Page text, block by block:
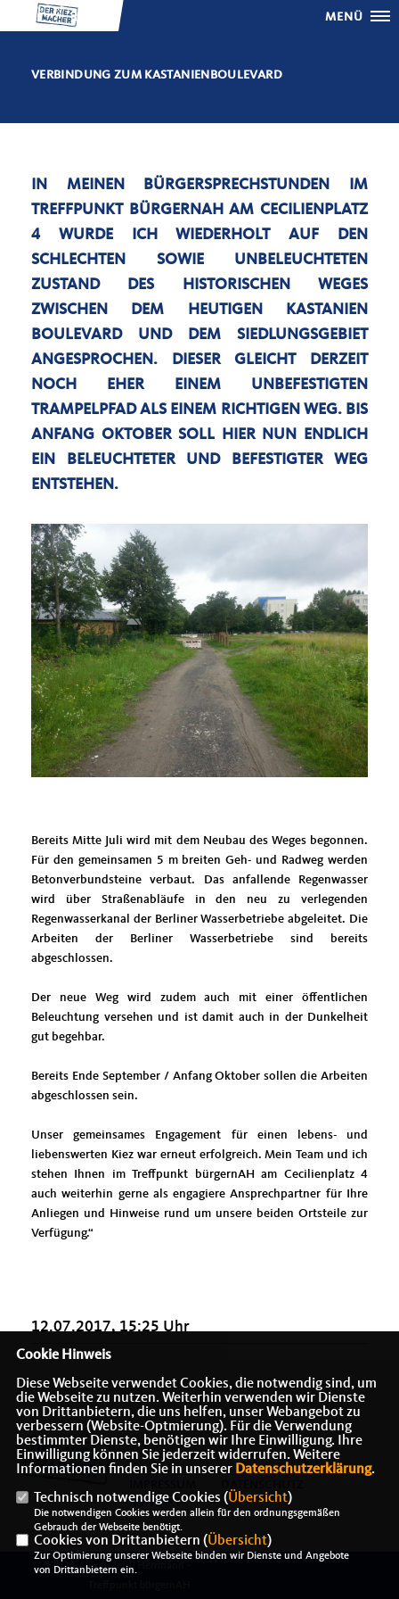
MENÜ
VERBINDUNG ZUM KASTANIENBOULEVARD
IN MEINEN BÜRGERSPRECHSTUNDEN IM
TREFFPUNKT BÜRGERNAH AM CECILIENPLATZ
4 WURDE ICH WIEDERHOLT AUF DEN
SCHLECHTEN SOWIE UNBELEUCHTETEN
ZUSTAND DES HISTORISCHEN WEGES
ZWISCHEN DEM HEUTIGEN KASTANIEN
BOULEVARD UND DEM SIEDLUNGSGEBIET
ANGESPROCHEN. DIESER GLEICHT DERZEIT
NOCH EHER EINEM UNBEFESTIGTEN
TRAMPELPFAD ALS EINEM RICHTIGEN WEG. BIS
ANFANG OKTOBER SOLL HIER NUN ENDLICH
EIN BELEUCHTETER UND BEFESTIGTER WEG
ENTSTEHEN.
Bereits Mitte Juli wird mit dem Neubau des Weges begonnen.
Für den gemeinsamen 5 m breiten Geh- und Radweg werden
Betonverbundsteine verbaut. Das anfallende Regenwasser
wird über Straßenabläufe in den neu zu verlegenden
Regenwasserkanal der Berliner Wasserbetriebe abgeleitet. Die
Arbeiten der Berliner Wasserbetriebe sind bereits
abgeschlossen.
Der neue Weg wird zudem auch mit einer öffentlichen
Beleuchtung versehen und ist damit auch in der Dunkelheit
gut begehbar.
Bereits Ende September / Anfang Oktober sollen die Arbeiten
abgeschlossen sein.
Unser gemeinsames Engagement für einen lebens- und
liebenswerten Kiez war erneut erfolgreich. Mein Team und ich
stehen Ihnen im Treffpunkt bürgernAH am Cecilienplatz 4
auch weiterhin gerne als engagiere Ansprechpartner für Ihre
Anliegen und Hinweise rund um unsere beiden Ortsteile zur
Verfügung.“
12.07.2017, 15:25 Uhr
KONTAKT
@2026 Alexander J. Herrmann -
Cookie Hinweis
Diese Webseite verwendet Cookies, die notwendig sind, um
die Webseite zu nutzen. Weiterhin verwenden wir Dienste
von Drittanbietern, die uns helfen, unser Webangebot zu
verbessern (Website-Optmierung). Für die Verwendung
bestimmter Dienste, benötigen wir Ihre Einwilligung. Ihre
Einwilligung können Sie jederzeit widerrufen. Weitere
Informationen finden Sie in unserer Datenschutzerklärung.
Technisch notwendige Cookies (Übersicht)
Die notwendigen Cookies werden allein für den ordnungsgemäßen
Gebrauch der Webseite benötigt.
Cookies von Drittanbietern (Übersicht)
Zur Optimierung unserer Webseite binden wir Dienste und Angebote
von Drittanbietern ein.